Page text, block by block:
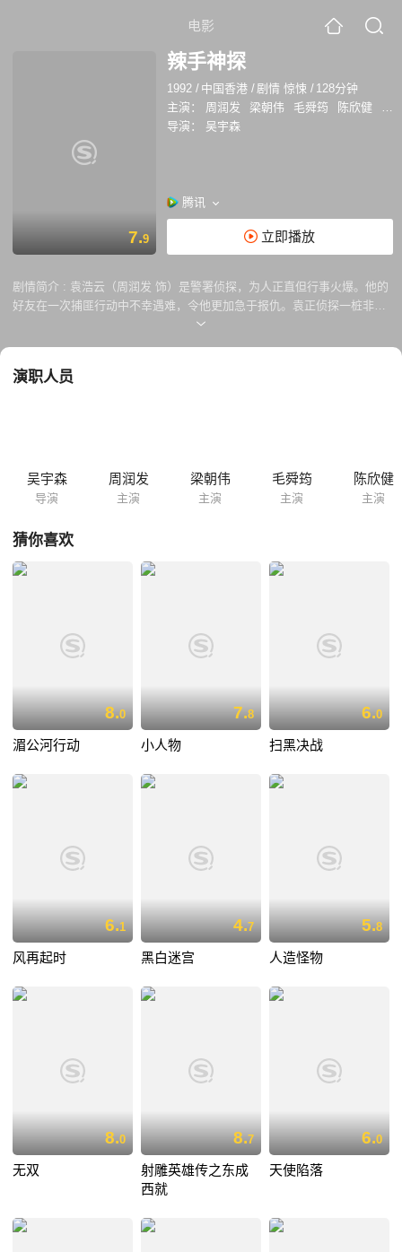
电影
7.9
辣手神探
1992 / 中国香港 /剧情 惊悚 / 128分钟
主演：
周润发 梁朝伟 毛舜筠 陈欣健
黄
导演：
吴宇森
腾讯
立即播放
剧情简介 : 袁浩云（周润发 饰）是警署侦探，为人正直但行事火爆。他的
好友在一次捕匪行动中不幸遇难，令他更加急于报仇。袁正侦探一桩非法
军火集团的重案，但为了案件侦破顺利，袁的上司决定让他不再负责此
计博得集团头目信任。袁在追捕中与江相遇，眼看大难临头却发现江放他
演职人员
吴宇森
导演
周润发
主演
梁朝伟
主演
毛舜筠
主演
陈欣健
主演
猜你喜欢
8.0
湄公河行动
7.8
小人物
6.0
扫黑决战
6.1
风再起时
4.7
黑白迷宫
5.8
人造怪物
8.0
无双
8.7
射雕英雄传之东成
西就
6.0
天使陷落